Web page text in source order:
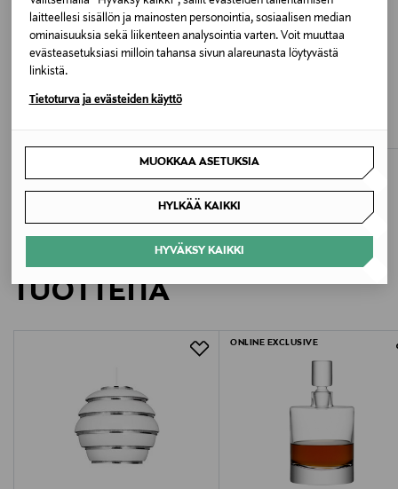
laitteellesi sisällön ja mainosten personointia, sosiaalisen median
ominaisuuksia sekä liikenteen analysointia varten. Voit muuttaa
evästeasetuksiasi milloin tahansa sivun alareunasta löytyvästä
linkistä.
Tietoturva ja evästeiden käyttö
MUOKKAA ASETUKSIA
HYLKÄÄ KAIKKI
HYVÄKSY KAIKKI
Bangladesh
Valmistajan tuotenumero
Calvin Klein Europe B.V.
service.eu@calvinklein.com
ALE –40%
POLO RALPH LAUREN
LISÄÄ KIINNOSTAVIA
TUOTTEITA
ONLINE EXCLUSIVE